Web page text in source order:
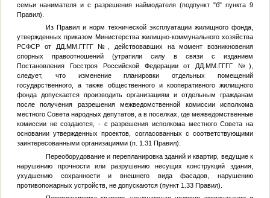
семьи нанимателя и с разрешения наймодателя (подпункт "б" пункта 9
Правил).
Из Правил и норм технической эксплуатации жилищного фонда,
утвержденных приказом Министерства жилищно-коммунального хозяйства
РСФСР от
ДД.ММ.ГГГГ №
, действовавших на момент возникновения
спорных правоотношений (утратили силу в связи с изданием
Постановления Госстроя Российской Федерации от ДД.ММ.ГГГГ №),
следует, что изменение планировки отдельных помещений
государственного, а также общественного и кооперативного жилищного
фонда допускается производить организациям и отдельным гражданам
после получения разрешения межведомственной комиссии исполкома
местного Совета народных депутатов, а в поселках, где межведомственные
комиссии не создаются, - с разрешения исполкома местного Совета на
основании утвержденных проектов, согласованных с соответствующими
заинтересованными организациями (п. 1.31 Правил).
Переоборудование и перепланировка зданий и квартир, ведущие к
нарушению прочности или разрушению несущих конструкций здания,
ухудшению сохранности и внешнего вида фасадов, нарушению
противопожарных устройств, не допускаются (пункт 1.33 Правил).